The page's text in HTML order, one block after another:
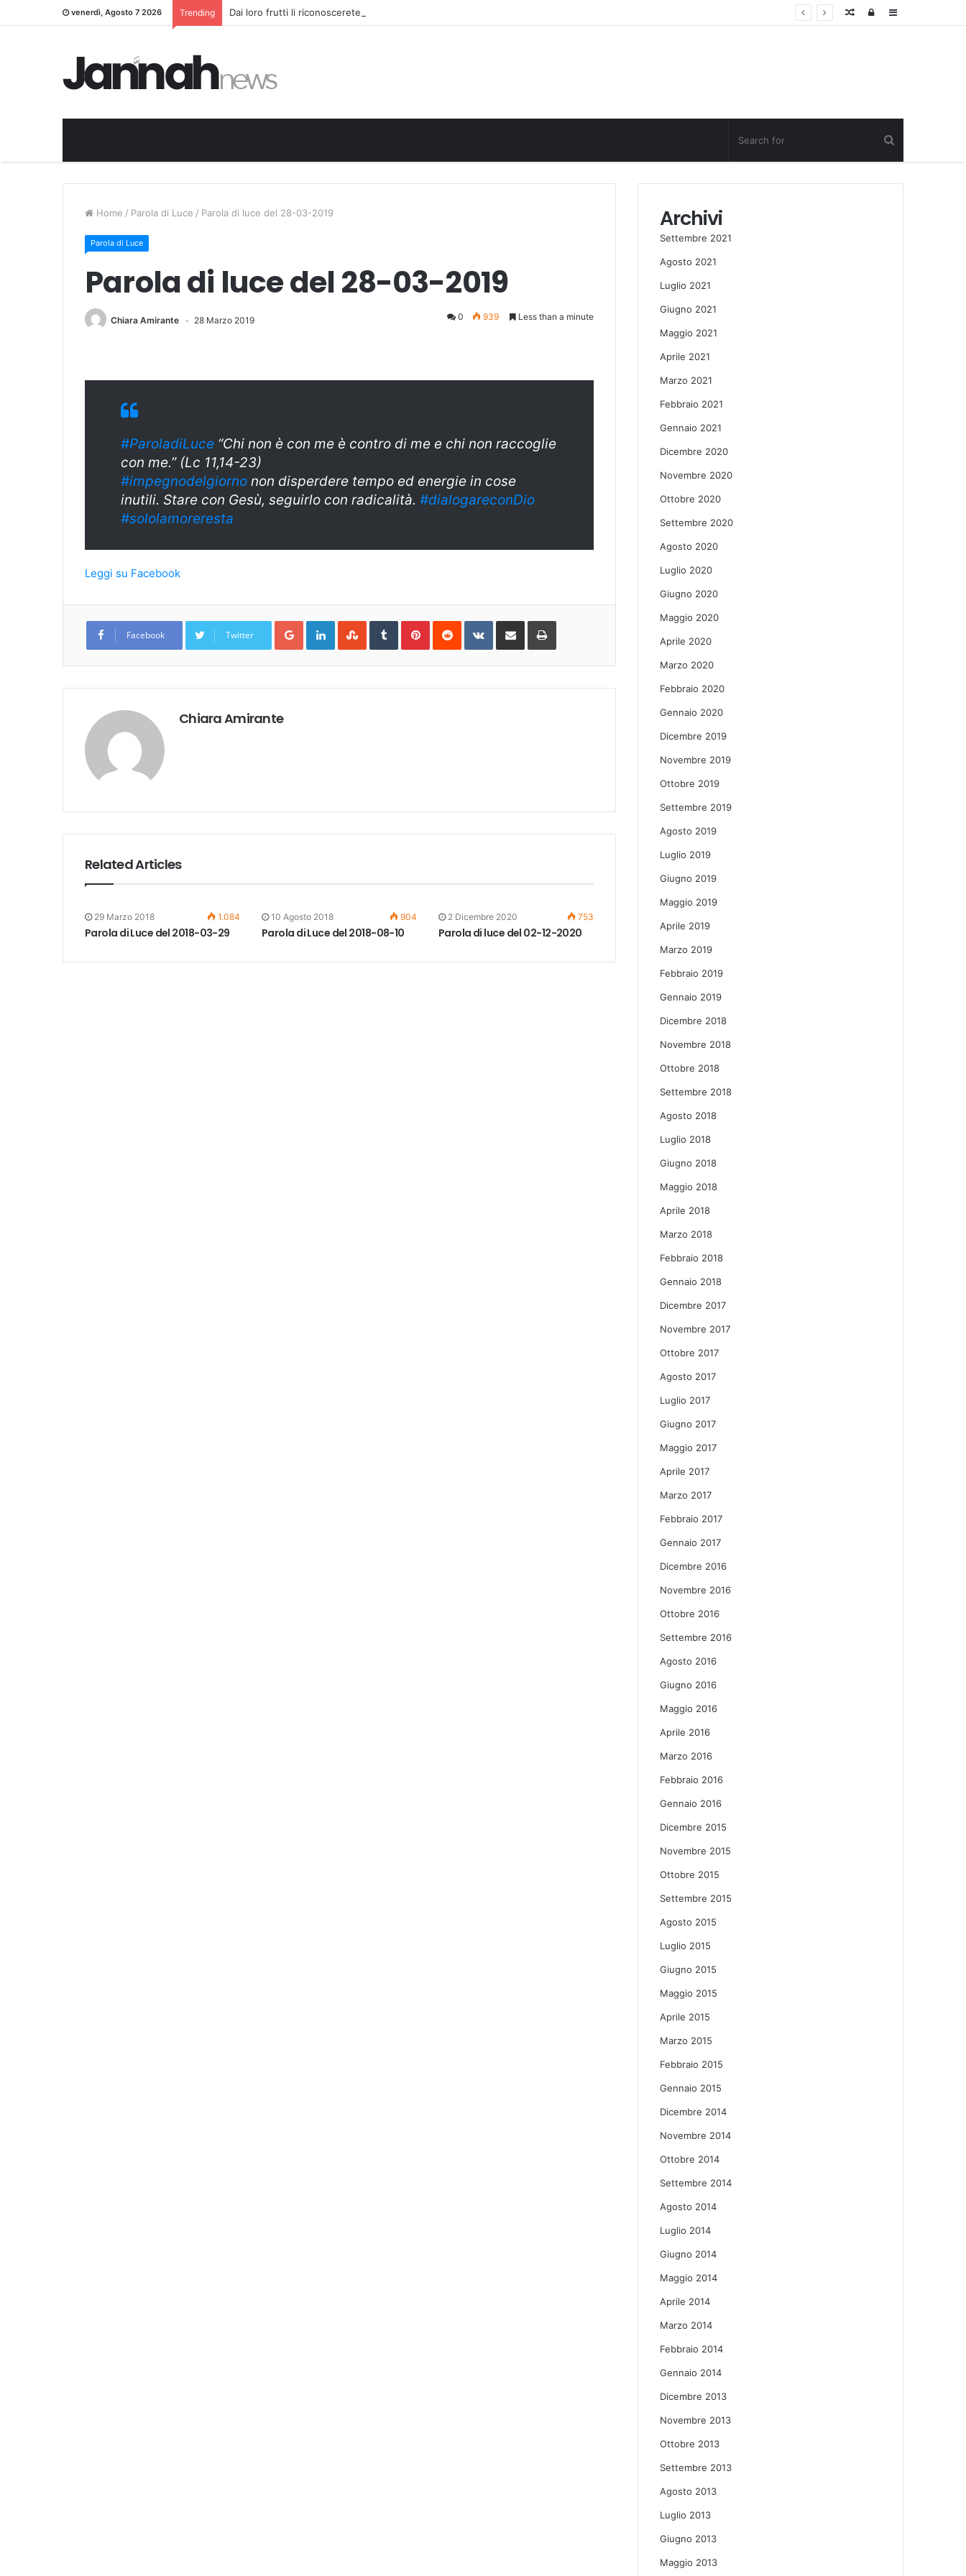
venerdì, Agosto 7 2026 Trending Dai loro frutti li riconoscerete Sidebar
Log
Random
Home / Parola di Luce / Parola di luce del 28-03-2019
Parola di Luce
Parola di luce del 28-03-2019
Chiara Amirante 28 Marzo 2019 0 939 Less than a minute
#ParoladiLuce “Chi non è con me è contro di me e chi non raccoglie
con me.” (Lc 11,14-23)
#impegnodelgiorno non disperdere tempo ed energie in cose
inutili. Stare con Gesù, seguirlo con radicalità. #dialogareconDio
#sololamoreresta
Leggi su Facebook
Facebook Twitter
Google+LinkedInStumbleUpon
TumblrPinterestReddit VKontakteShare
Email
Print
Chiara Amirante
Related Articles
29 Marzo 2018 1.084
Parola di Luce del 2018-03-29
10 Agosto 2018 904
Parola di Luce del 2018-08-10
2 Dicembre 2020 753
Parola di luce del 02-12-2020
Archivi
Settembre 2021
Agosto 2021
Luglio 2021
Giugno 2021
Maggio 2021
Aprile 2021
Marzo 2021
Febbraio 2021
Gennaio 2021
Dicembre 2020
Novembre 2020
Ottobre 2020
Settembre 2020
Agosto 2020
Luglio 2020
Giugno 2020
Maggio 2020
Aprile 2020
Marzo 2020
Febbraio 2020
Gennaio 2020
Dicembre 2019
Novembre 2019
Ottobre 2019
Settembre 2019
Agosto 2019
Luglio 2019
Giugno 2019
Maggio 2019
Aprile 2019
Marzo 2019
Febbraio 2019
Gennaio 2019
Dicembre 2018
Novembre 2018
Ottobre 2018
Settembre 2018
Agosto 2018
Luglio 2018
Giugno 2018
Maggio 2018
Aprile 2018
Marzo 2018
Febbraio 2018
Gennaio 2018
Dicembre 2017
Novembre 2017
Ottobre 2017
Agosto 2017
Luglio 2017
Giugno 2017
Maggio 2017
Aprile 2017
Marzo 2017
Febbraio 2017
Gennaio 2017
Dicembre 2016
Novembre 2016
Ottobre 2016
Settembre 2016
Agosto 2016
Giugno 2016
Maggio 2016
Aprile 2016
Marzo 2016
Febbraio 2016
Gennaio 2016
Dicembre 2015
Novembre 2015
Ottobre 2015
Settembre 2015
Agosto 2015
Luglio 2015
Giugno 2015
Maggio 2015
Aprile 2015
Marzo 2015
Febbraio 2015
Gennaio 2015
Dicembre 2014
Novembre 2014
Ottobre 2014
Settembre 2014
Agosto 2014
Luglio 2014
Giugno 2014
Maggio 2014
Aprile 2014
Marzo 2014
Febbraio 2014
Gennaio 2014
Dicembre 2013
Novembre 2013
Ottobre 2013
Settembre 2013
Agosto 2013
Luglio 2013
Giugno 2013
Maggio 2013